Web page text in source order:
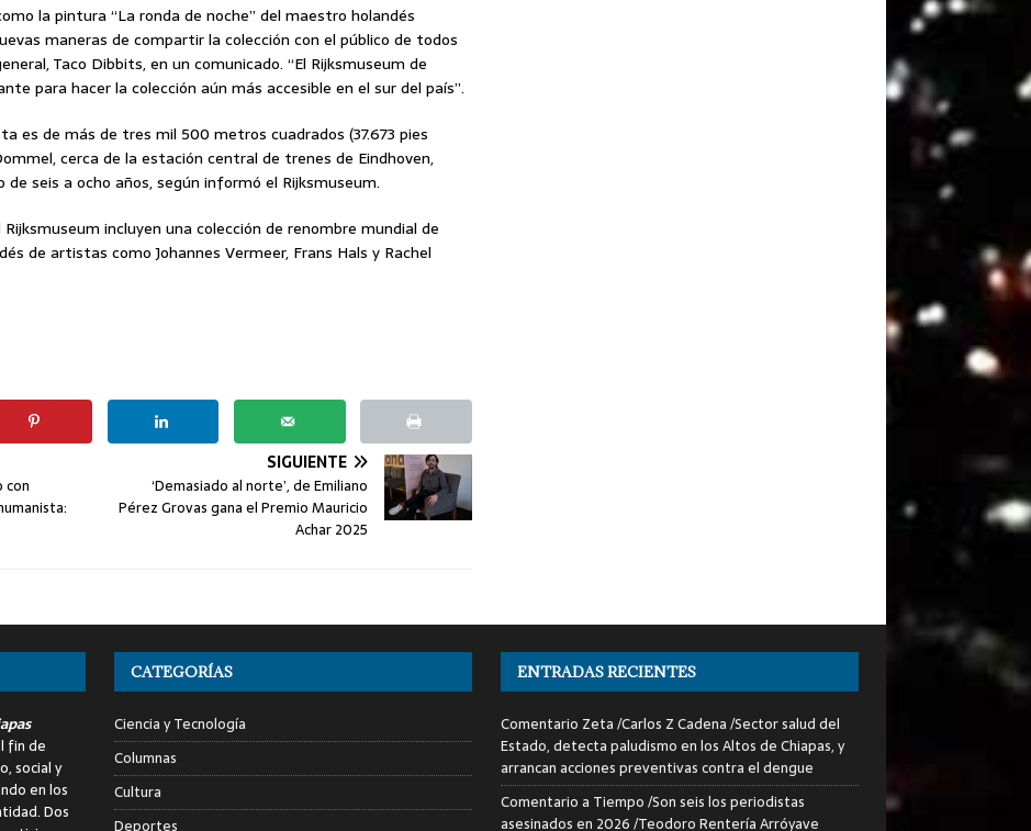
la pintura “La ronda de noche” del maestro holandés
maneras de compartir la colección con el público de todos
Taco Dibbits, en un comunicado. “El Rijksmuseum de
para hacer la colección aún más accesible en el sur del país”.
es de más de tres mil 500 metros cuadrados (37.673 pies
cerca de la estación central de trenes de Eindhoven,
seis a ocho años, según informó el Rijksmuseum.
incluyen una colección de renombre mundial de
de artistas como Johannes Vermeer, Frans Hals y Rachel
con
SIGUIENTE
‘Demasiado al norte’, de Emiliano
Pérez Grovas gana el Premio Mauricio
Achar 2025
fin de
social y
en los
Dos
CATEGORÍAS
Ciencia y Tecnología
Columnas
Cultura
Deportes
ENTRADAS RECIENTES
Comentario Zeta /Carlos Z Cadena /Sector salud del
Estado, detecta paludismo en los Altos de Chiapas, y
arrancan acciones preventivas contra el dengue
Comentario a Tiempo /Son seis los periodistas
asesinados en 2026 /Teodoro Rentería Arróyave